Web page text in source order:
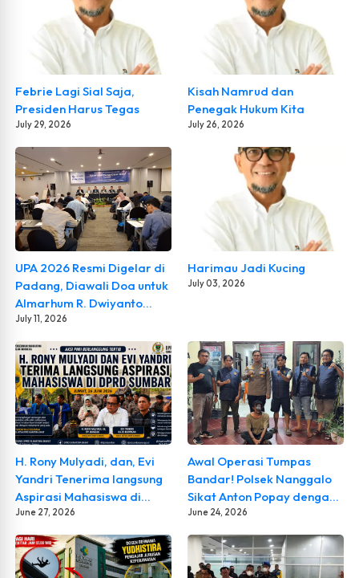
Febrie Lagi Sial Saja,
Presiden Harus Tegas
July 29, 2026
Kisah Namrud dan
Penegak Hukum Kita
July 26, 2026
UPA 2026 Resmi Digelar di
Padang, Diawali Doa untuk
Almarhum R. Dwiyanto
Prihartono dan Diikuti 63
Calon Advokat
July 11, 2026
Harimau Jadi Kucing
July 03, 2026
H. Rony Mulyadi, dan, Evi
Yandri Tenerima langsung
Aspirasi Mahasiswa di
DPRD Sumatera Bara
June 27, 2026
Awal Operasi Tumpas
Bandar! Polsek Nanggalo
Sikat Anton Popay dengan
Barang Bukti Sabu
June 24, 2026